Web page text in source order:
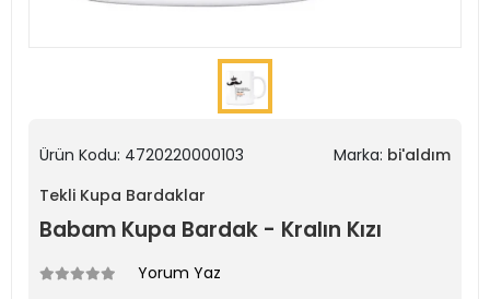
Ürün Kodu: 4720220000103 Marka: bi'aldım
Tekli Kupa Bardaklar
Babam Kupa Bardak - Kralın Kızı
Yorum Yaz